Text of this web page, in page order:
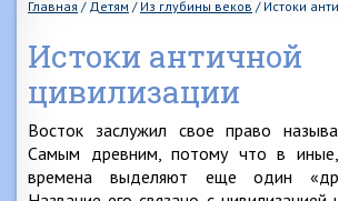
Главная / Детям / Из глубины веков / Истоки
Истоки античной
цивилизации
Восток заслужил свое право
Самым древним, потому что в
времена выделяют еще один